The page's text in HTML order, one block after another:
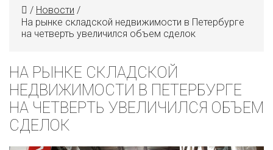
/ Новости /
На рынке складской недвижимости в Петербурге
на четверть увеличился объем сделок
НА РЫНКЕ СКЛАДСКОЙ
НЕДВИЖИМОСТИ В ПЕТЕРБУРГЕ
НА ЧЕТВЕРТЬ УВЕЛИЧИЛСЯ ОБЪЕМ
СДЕЛОК